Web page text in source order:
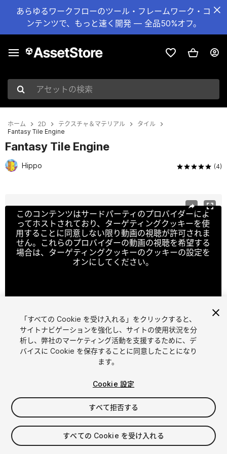
あらゆるワークフローのツール・フレームワーク・コ
ンテンツで、もっと速く開発 — 全品50%オフ。
アセットの検索
ホーム 2D テクスチャ＆マテリアル
タイル
Fantasy Tile Engine
Fantasy Tile Engine
Hippo (4)
このコンテンツはサードパーティのプロバイダーによ
ってホストされており、ターゲティングクッキーを使
用することに同意しない限り動画の視聴が許可されま
せん。これらのプロバイダーの動画の視聴を希望する
場合は、ターゲティングクッキーのクッキーの設定を
オンにしてください。
1 /7
$19.90
消費税は決済時に計算されます
「すべての Cookie を受け入れる」をクリックすると、
サイトナビゲーションを強化し、サイトの使用状況を分
析し、弊社のマーケティング活動を支援するために、デ
バイスに Cookie を保存することに同意したことになり
ます。
Cookie 設定
すべて拒否する
すべての Cookie を受け入れる